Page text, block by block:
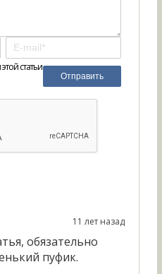
статьи
11 лет назад
обязательно
пуфик.